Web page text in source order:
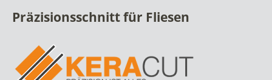
Präzisionsschnitt für Fliesen